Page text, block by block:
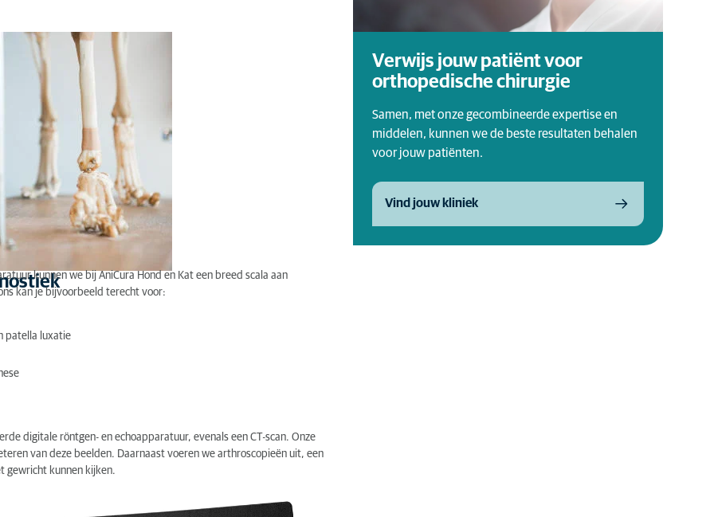
kunnen we bij AniCura Hond en Kat een breed scala aan
kan je bijvoorbeeld terecht voor:
patella luxatie
digitale röntgen- en echoapparatuur, evenals een CT-scan. Onze
van deze beelden. Daarnaast voeren we arthroscopieën uit, een
gewricht kunnen kijken.
Verwijs jouw patiënt voor
orthopedische chirurgie
Samen, met onze gecombineerde expertise en
middelen, kunnen we de beste resultaten behalen
voor jouw patiënten.
Vind jouw kliniek